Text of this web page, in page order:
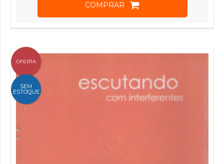
COMPRAR
OFERTA
SEM
ESTOQUE